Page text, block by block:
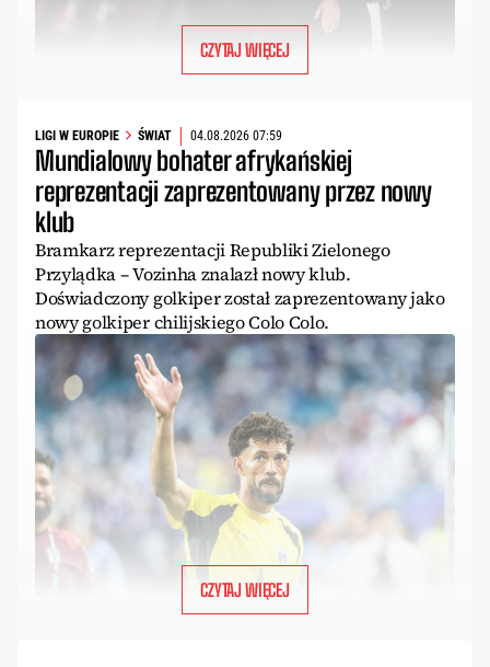
CZYTAJ WIĘCEJ
LIGI W EUROPIE ŚWIAT 04.08.2026 07:59
Mundialowy bohater afrykańskiej
reprezentacji zaprezentowany przez nowy
klub
Bramkarz reprezentacji Republiki Zielonego
Przylądka – Vozinha znalazł nowy klub.
Doświadczony golkiper został zaprezentowany jako
nowy golkiper chilijskiego Colo Colo.
CZYTAJ WIĘCEJ